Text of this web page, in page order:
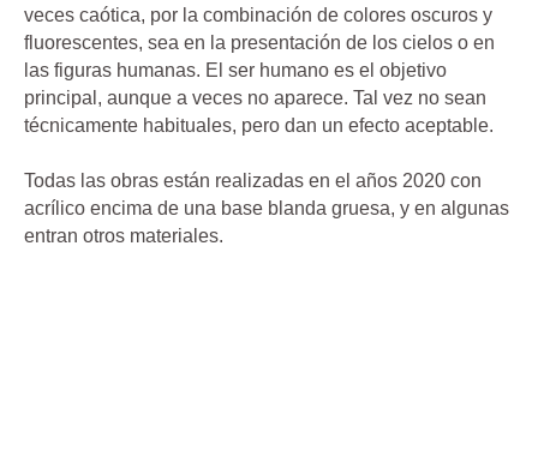
veces caótica, por la combinación de colores oscuros y
fluorescentes, sea en la presentación de los cielos o en
las figuras humanas. El ser humano es el objetivo
principal, aunque a veces no aparece. Tal vez no sean
técnicamente habituales, pero dan un efecto aceptable.
Todas las obras están realizadas en el años 2020 con
acrílico encima de una base blanda gruesa, y en algunas
entran otros materiales.